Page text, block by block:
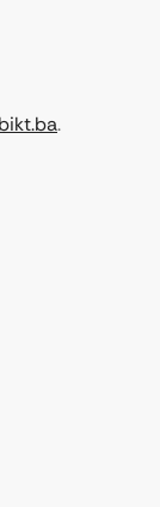
bikt.ba.